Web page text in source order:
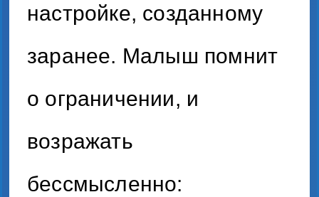
настройке, созданному
заранее. Малыш помнит
о ограничении, и
возражать
бессмысленно: